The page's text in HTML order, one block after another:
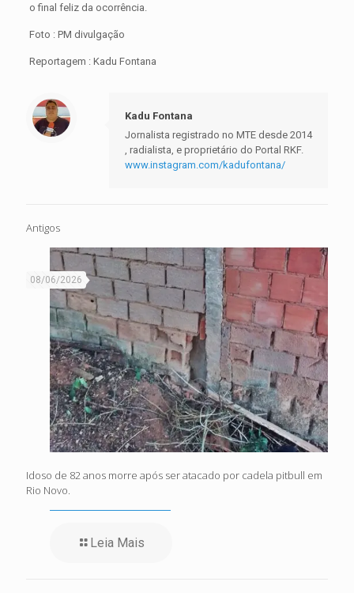
o final feliz da ocorrência.
Foto : PM divulgação
Reportagem : Kadu Fontana
Kadu Fontana
Jornalista registrado no MTE desde 2014
, radialista, e proprietário do Portal RKF.
www.instagram.com/kadufontana/
Antigos
08/06/2026
Idoso de 82 anos morre após ser atacado por cadela pitbull em
Rio Novo.
Leia Mais